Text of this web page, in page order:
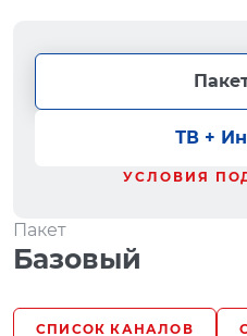
ТВ +
УСЛОВИЯ
Пакет
Базовый
СПИСОК КАНАЛОВ